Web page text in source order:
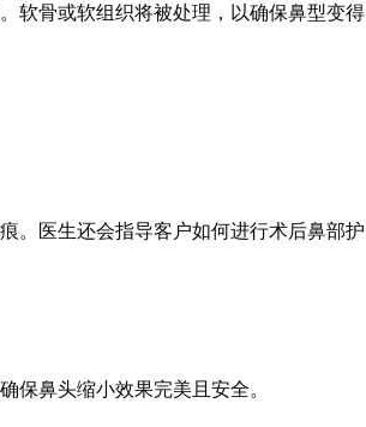
软骨或软组织将被处理，以确保鼻型变得
。医生还会指导客户如何进行术后鼻部护
保鼻头缩小效果完美且安全。